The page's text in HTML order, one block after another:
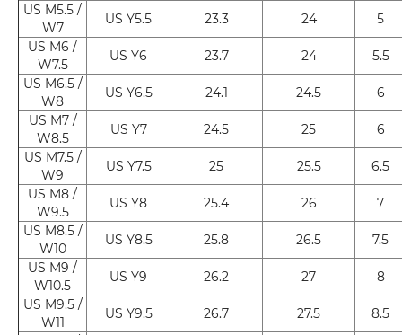
US M5.5 /
W7
US Y5.5 23.3 24
5
US M6 /
W7.5
US Y6 23.7 24
5.5
US M6.5 /
W8
US Y6.5 24.1 24.5
6
US M7 /
W8.5
US Y7 24.5 25
6
US M7.5 /
W9
US Y7.5 25 25.5
6.5
US M8 /
W9.5
US Y8 25.4 26
7
US M8.5 /
W10
US Y8.5 25.8 26.5
7.5
US M9 /
W10.5
US Y9 26.2 27
8
US M9.5 /
W11
US Y9.5 26.7 27.5
8.5